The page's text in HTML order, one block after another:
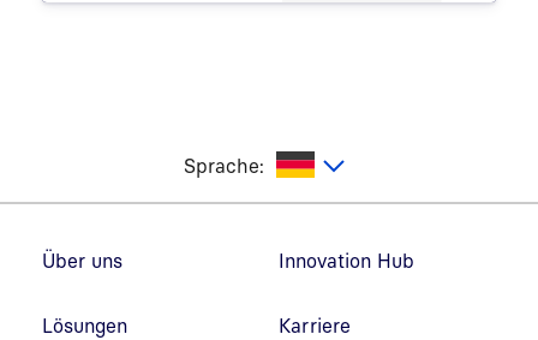
Sprache:
Über uns
Lösungen
Innovation Hub
Karriere